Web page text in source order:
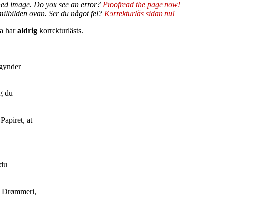
image. Do you see an error? Proofread the page now!
ovan. Ser du något fel? Korrekturläs sidan nu!
haraldrig korrekturlästs.
du
at
Drømmeri,